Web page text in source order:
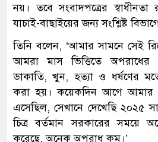
নয়। তবে সংবাদপত্রের
যাচাই-বাছাইয়ের জন্য সংশ্লিষ্ট
তিনি বলেন, ‘আমার সামনে সেই
আমরা মাস ভিত্তিতে অপরাধের
ডাকাতি, খুন, হত্যা ও ধর্ষণের
করা হয়। কয়েকদিন আগে আমার
এসেছিল, সেখানে দেখেছি ২০২৫
চিত্র বর্তমান সরকারের সময়ে
করেছে, অনেক অপরাধ কম।’